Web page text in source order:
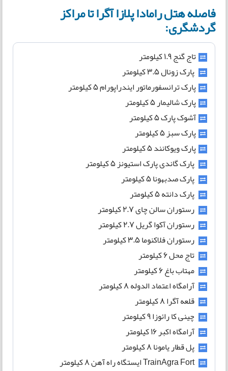
فاصله هتل رامادا پلازا آگرا تا مراکز
گردشگری:
تاج گنج 1.9 کیلومتر
پارک زونال 3.5 کیلومتر
پارک ترانسفورماتور ایندراپورام 5 کیلومتر
پارک شالیمار 5 کیلومتر
آشوک پارک 5 کیلومتر
پارک سبز 5 کیلومتر
پارک ویوکانند 5 کیلومتر
پارک گاندی پارک استیونز 5 کیلومتر
پارک صدبهونا 5 کیلومتر
پارک دانته 5 کیلومتر
رستوران سالن چای 2.7 کیلومتر
رستوران آکوا گریل 2.7 کیلومتر
رستوران فلاکنوما 3.5 کیلومتر
تاج محل 6 کیلومتر
مهتاب باغ 6 کیلومتر
آرامگاه اعتماد الدوله 8 کیلومتر
قلعه آگرا 8 کیلومتر
چینی کا رائوزا 9 کیلومتر
آرامگاه اکبر 16 کیلومتر
پل قطار یامونا 8 کیلومتر
TrainAgra Fort ایستگاه راه آهن 8 کیلومتر